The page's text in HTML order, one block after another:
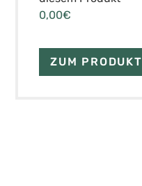
0,00€
ZUM PRODUKT